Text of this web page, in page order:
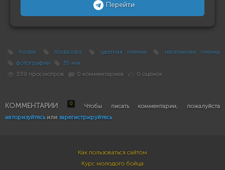
Перейти
Kodak Kodacolor цветная пленка
негативная пленка
фотографии
35 мм
339 просмотров
0 комментариев 0 оценок
КОММЕНТАРИИ 0
Чтобы писать комментарии, пожалуйста
авторизуйтесьили зарегистрируйтесь
Как пользоваться сайтом
Курс молодого бойца